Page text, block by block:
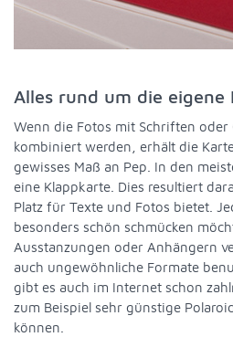
Alles rund um die eigene
Wenn die Fotos mit Schriften oder
kombiniert werden, erhält die
gewisses Maß an Pep. In den
eine Klappkarte. Dies resultiert
Platz für Texte und Fotos bietet.
besonders schön schmücken
Ausstanzungen oder Anhängern
auch ungewöhnliche Formate
gibt es auch im Internet schon
zum Beispiel sehr günstige
können.